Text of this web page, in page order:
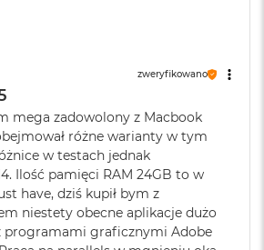
13,6 cala z podświetleniem LED, w
2560 na 1664 piksele przy 224 pikselach na
Wi-Fi 6E (802.11ax)
Kamera 12MP Center Stage z
zweryfikowano
mega zadowolony z Macbook
różne warianty w tym
w testach jednak
Ilość pamięci RAM 24GB to w
have, dziś kupił bym z
niestety obecne aplikacje dużo
programami graficznymi Adobe